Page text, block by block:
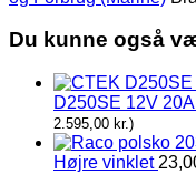
Du kunne også
D250SE 12V
2.595,00 kr.)
Højre vinklet